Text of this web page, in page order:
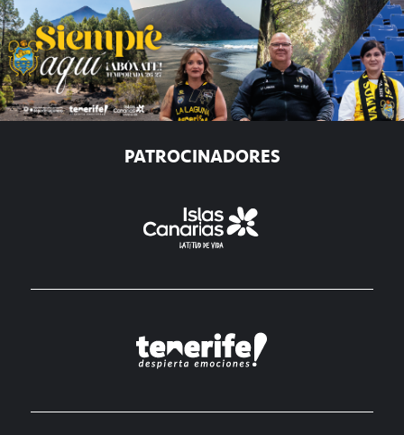
PATROCINADORES